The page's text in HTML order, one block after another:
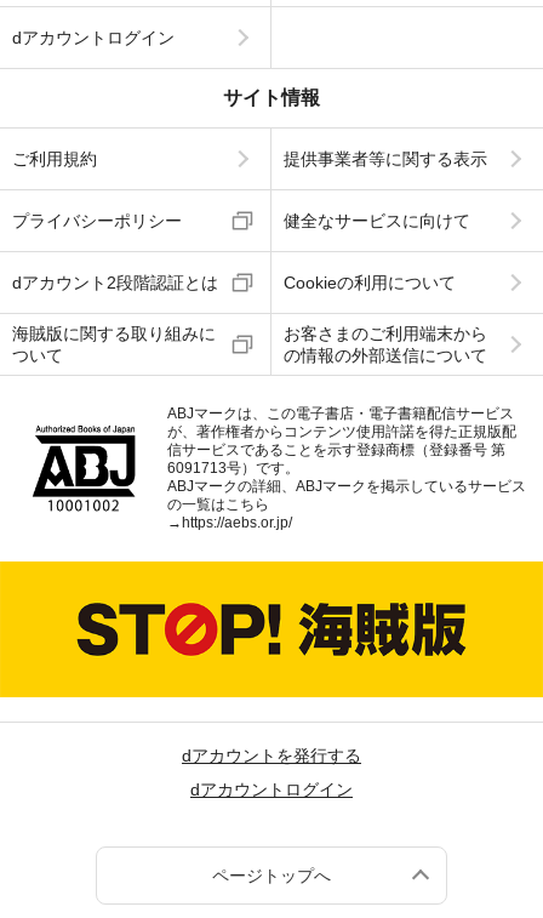
dアカウントログイン
サイト情報
ご利用規約 提供事業者等に関する表示
プライバシーポリシー 健全なサービスに向けて
dアカウント2段階認証とは Cookieの利用について
海賊版に関する取り組みに
ついて
お客さまのご利用端末から
の情報の外部送信について
ABJマークは、この電子書店・電子書籍配信サービス
が、著作権者からコンテンツ使用許諾を得た正規版配
信サービスであることを示す登録商標（登録番号 第
6091713号）です。
ABJマークの詳細、ABJマークを掲示しているサービス
の一覧はこちら
→ https://aebs.or.jp/
dアカウントを発行する
dアカウントログイン
ページトップへ